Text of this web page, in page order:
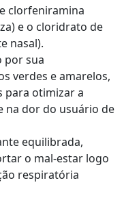
clorfeniramina
e o cloridrato de
nasal).
por sua
verdes e amarelos,
para otimizar a
na dor do usuário de
equilibrada,
o mal-estar logo
respiratória